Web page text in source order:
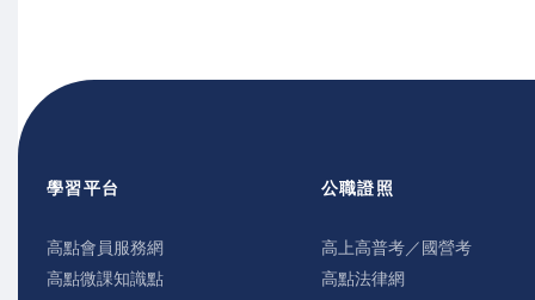
學習平台
高點會員服務網
高點微課知識點
公職證照
高上高普考／國營考
高點法律網